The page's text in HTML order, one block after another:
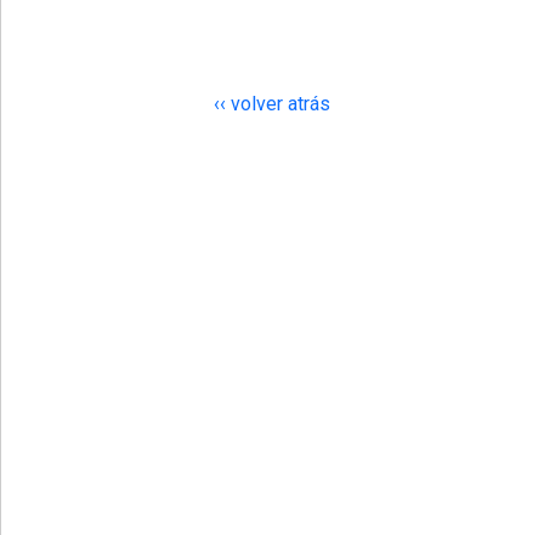
‹‹ volver atrás